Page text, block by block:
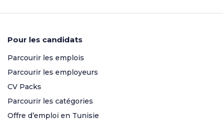
Pour les candidats
Parcourir les emplois
Parcourir les employeurs
CV Packs
Parcourir les catégories
Offre d’emploi en Tunisie